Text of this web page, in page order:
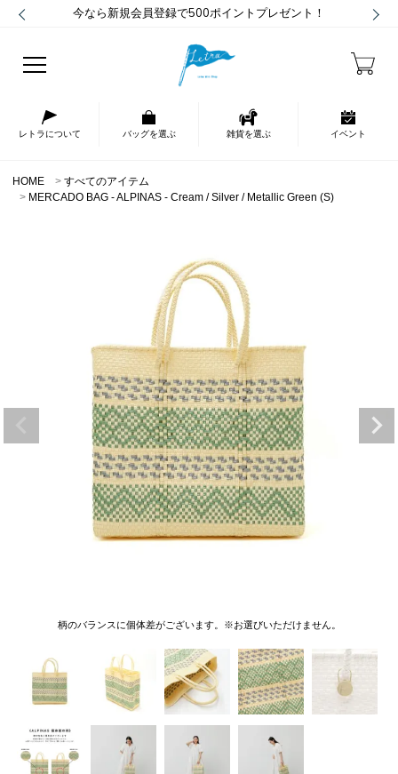
今なら新規会員登録で500ポイントプレゼント！
レトラについて バッグを選ぶ 雑貨を選ぶ イベント
HOME
すべてのアイテム
MERCADO BAG - ALPINAS - Cream / Silver / Metallic Green (S)
柄のバランスに個体差がございます。※お選びいただけません。